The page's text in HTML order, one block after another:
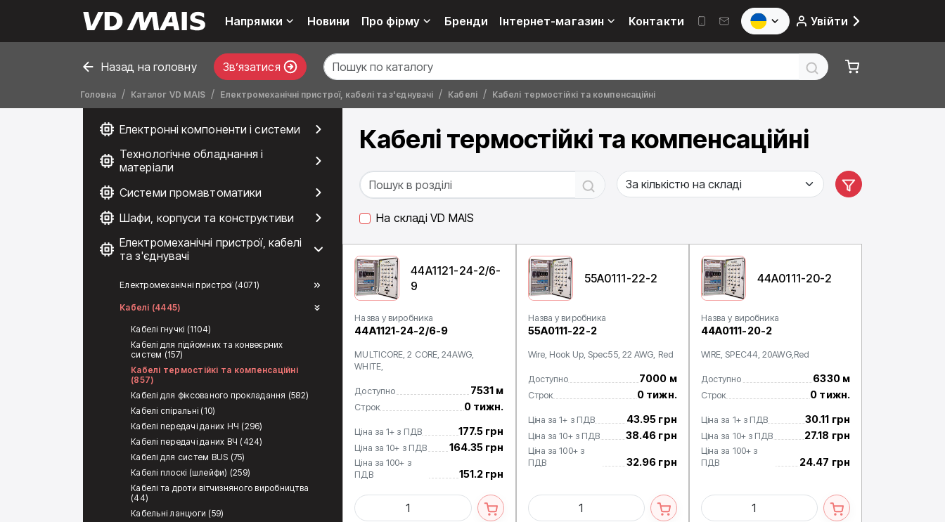
Напрямки Новини Про фірму Бренди Інтернет-магазин Контакти Увійти
Назад на головну Звʼязатися
Головна Каталог VD MAIS Електромеханічні пристрої, кабелі та з'єднувачі Кабелі Кабелі термостійкі та компенсаційні
Електронні компоненти і системи
Технологічне обладнання і
матеріали
Системи промавтоматики
Шафи, корпуси та конструктиви
Електромеханічні пристрої, кабелі
та з'єднувачі
Електромеханічні пристрої (4071)
Кабелі (4445)
Кабелі гнучкі (1104)
Кабелі для підйомних та конвеєрних
систем (157)
Кабелі термостійкі та компенсаційні
(857)
Кабелі для фіксованого прокладання (582)
Кабелі спіральні (10)
Кабелі передачі даних НЧ (296)
Кабелі передачі даних ВЧ (424)
Кабелі для систем BUS (75)
Кабелі плоскі (шлейфи) (259)
Кабелі та дроти вітчизняного виробництва
(44)
Кабельні ланцюги (59)
Кабелі термостійкі та компенсаційні
На складі VD MAIS
44A1121-24-2/6-
9
Назва у виробника
44A1121-24-2/6-9
MULTICORE, 2 CORE, 24AWG,
WHITE,
Доступно 7531 м
Строк 0 тижн.
Ціна за 1+ з ПДВ 177.5 грн
Ціна за 10+ з ПДВ 164.35 грн
Ціна за 100+ з
ПДВ
151.2 грн
55A0111-22-2
Назва у виробника
55A0111-22-2
Wire, Hook Up, Spec55, 22 AWG, Red
Доступно 7000 м
Строк 0 тижн.
Ціна за 1+ з ПДВ 43.95 грн
Ціна за 10+ з ПДВ 38.46 грн
Ціна за 100+ з
ПДВ
32.96 грн
44A0111-20-2
Назва у виробника
44A0111-20-2
WIRE, SPEC44, 20AWG,Red
Доступно 6330 м
Строк 0 тижн.
Ціна за 1+ з ПДВ 30.11 грн
Ціна за 10+ з ПДВ 27.18 грн
Ціна за 100+ з
ПДВ
24.47 грн